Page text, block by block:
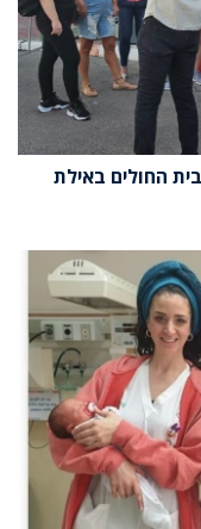
החולים באילת